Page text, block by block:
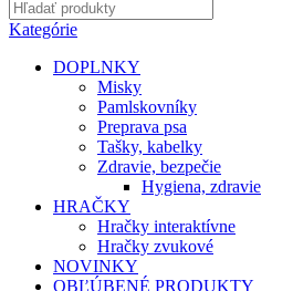
Kategórie
DOPLNKY
Misky
Pamlskovníky
Preprava psa
Tašky, kabelky
Zdravie, bezpečie
Hygiena, zdravie
HRAČKY
Hračky interaktívne
Hračky zvukové
NOVINKY
OBĽÚBENÉ PRODUKTY